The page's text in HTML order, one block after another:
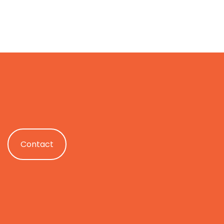
Contact